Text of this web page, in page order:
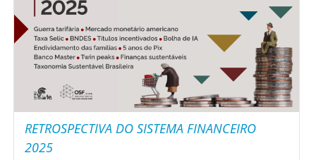
RETROSPECTIVA DO SISTEMA FINANCEIRO
2025